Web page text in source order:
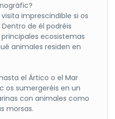
una reducción del 50 %.
será del 25 %.
para el golf
más de
300 días de sol al
muy agradable. La ciudad
La Albufera, una
y
La Lonja de la Seda
imprescindible si os
de él podréis
ecosistemas
animales residen en
el Ártico o el Mar
os sumergeréis en un
con animales como
morsas.